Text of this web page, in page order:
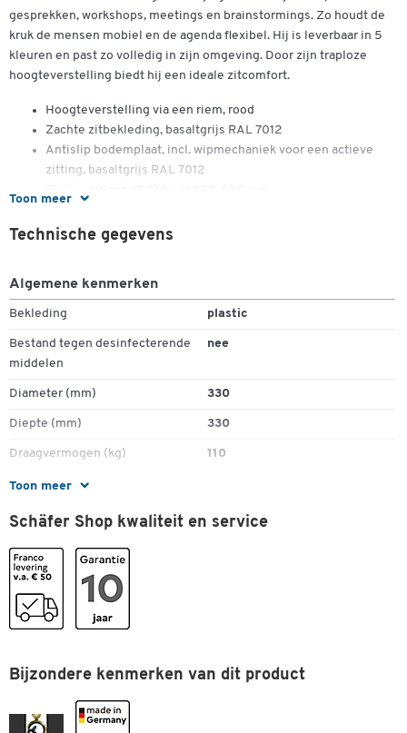
Toon meer
gesprekken, workshops, meetings en brainstormings. Zo houdt de
kruk de mensen mobiel en de agenda flexibel. Hij is leverbaar in 5
kleuren en past zo volledig in zijn omgeving. Door zijn traploze
hoogteverstelling biedt hij een ideale zitcomfort.
Hoogteverstelling via een riem, rood
Zachte zitbekleding, basaltgrijs RAL 7012
Antislip bodemplaat, incl. wipmechaniek voor een actieve
zitting, basaltgrijs RAL 7012
Toon meer
Technische gegevens
Algemene kenmerken
Bekleding plastic
Bestand tegen desinfecterende
middelen
nee
Diameter (mm) 330
Diepte (mm) 330
Draagvermogen (kg) 110
Garantie (jaar)
Gewicht (kg)
Hoogteverstelbaar
Inklapbaar
Kleur onderstel
Milieukeurmerk
Schäfer Shop kwaliteit en service
Bijzondere kenmerken van dit product